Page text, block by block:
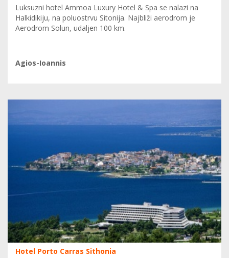
Luksuzni hotel Ammoa Luxury Hotel & Spa se nalazi na
Halkidikiju, na poluostrvu Sitonija. Najbliži aerodrom je
Aerodrom Solun, udaljen 100 km.
Agios-Ioannis
Hotel Porto Carras Sithonia